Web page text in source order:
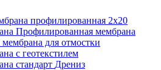
профилированная 2х20
Профилированная мембрана
для отмостки
с геотекстилем
стандарт Дрениз